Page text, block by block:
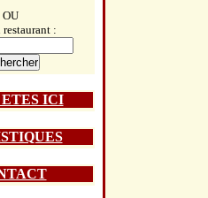
OU
:
ICI